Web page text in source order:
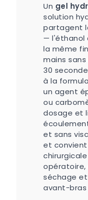
Un gel
solution
partagent
— l'éthanol
la même
mains
30
à la
un agent
ou
dosage et
et sans
et
séchage
avant-